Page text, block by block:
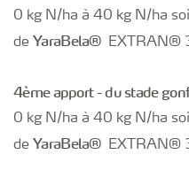
0 kg N/ha à 40 kg N/ha
de YaraBela® EXTRAN®
4ème apport - du stade
0 kg N/ha à 40 kg N/ha
de YaraBela® EXTRAN®